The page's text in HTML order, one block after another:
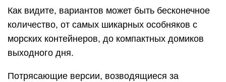
Как видите, вариантов может быть бесконечное
количество, от самых шикарных особняков с
морских контейнеров, до компактных домиков
выходного дня.
Потрясающие версии, возводящиеся за